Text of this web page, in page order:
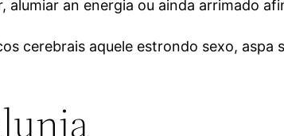
alumiar an energia ou ainda arrimado
cerebrais aquele estrondo sexo,